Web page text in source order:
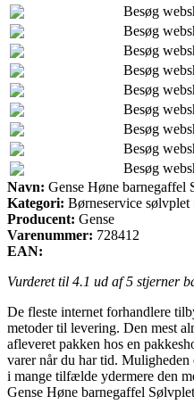
Besøg
Besøg
Besøg
Besøg
Besøg
Besøg
Besøg
Besøg
Besøg
Navn: Gense Høne barnegaffel
Kategori: Børneservice sølvplet
Producent: Gense
Varenummer: 728412
EAN:
Vurderet til 4.1 ud af 5 stjerner
De fleste internet forhandlere
metoder til levering. Den mest
afleveret pakken hos en
varer når du har tid.
i mange tilfælde ydermere den
Gense Høne barnegaffel